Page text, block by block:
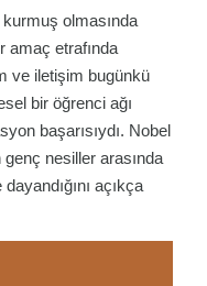
olmasında
amaç etrafında
ve iletişim bugünkü
bir öğrenci ağı
başarısıydı. Nobel
genç nesiller arasında
açıkça